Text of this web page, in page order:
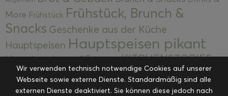
More Frühstück Frühstück, Brunch &
Snacks Geschenke aus der Küche
Hauptspeisen Hauptspeisen pikant
Hauptspeisen süßKekseKITCHENSTORIES
Kuchen, Torten & Desserts Kuchen und
Desserts Kulinarik Kulinarische Mitbringsel &
Wir verwenden technisch notwendige Cookies auf unserer
Webseite sowie externe Dienste. Standardmäßig sind alle
externen Dienste deaktiviert. Sie können diese jedoch nach